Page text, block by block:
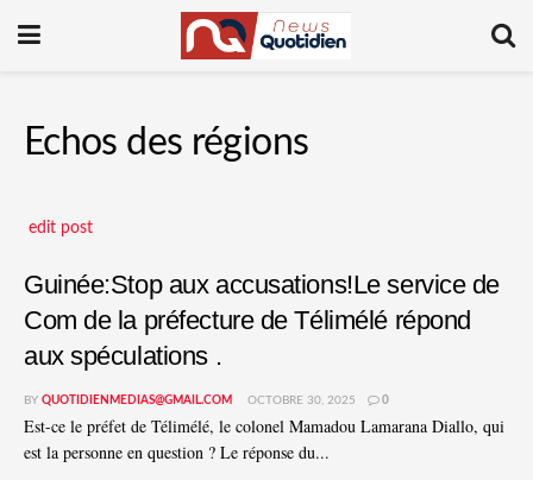
Echos des régions
edit post
Guinée:Stop aux accusations!Le service de
Com de la préfecture de Télimélé répond
aux spéculations .
BY QUOTIDIENMEDIAS@GMAIL.COM OCTOBRE 30, 2025 0
Est-ce le préfet de Télimélé, le colonel Mamadou Lamarana Diallo, qui
est la personne en question ? Le réponse du...